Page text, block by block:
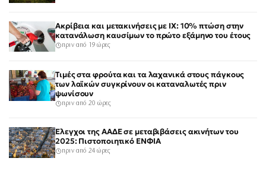
Ακρίβεια και μετακινήσεις με ΙΧ: 10% πτώση στην
κατανάλωση καυσίμων το πρώτο εξάμηνο του έτους
πριν από 19 ώρες
Τιμές στα φρούτα και τα λαχανικά στους πάγκους
των λαϊκών συγκρίνουν οι καταναλωτές πριν
ψωνίσουν
πριν από 20 ώρες
Έλεγχοι της ΑΑΔΕ σε μεταβιβάσεις ακινήτων του
2025: Πιστοποιητικό ΕΝΦΙΑ
πριν από 24 ώρες